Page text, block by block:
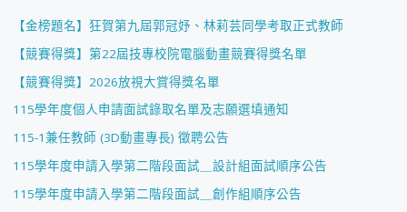
【金榜題名】狂賀第九屆郭冠妤、林莉芸同學考取正式教師
【競賽得獎】第22屆技專校院電腦動畫競賽得獎名單
【競賽得獎】2026放視大賞得獎名單
115學年度個人申請面試錄取名單及志願選填通知
115-1兼任教師 (3D動畫專長) 徵聘公告
115學年度申請入學第二階段面試＿設計組面試順序公告
115學年度申請入學第二階段面試＿創作組順序公告